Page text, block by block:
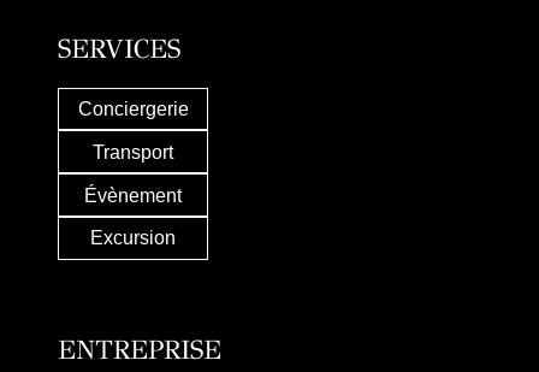
SERVICES
Conciergerie
Transport
Évènement
Excursion
ENTREPRISE